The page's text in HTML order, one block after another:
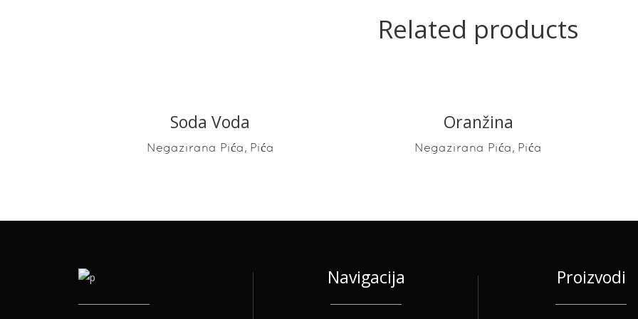
Related products
READ MORE
Soda Voda
Negazirana Pića, Pića
READ MORE
Oranžina
Negazirana Pića, Pića
Navigacija Proizvodi